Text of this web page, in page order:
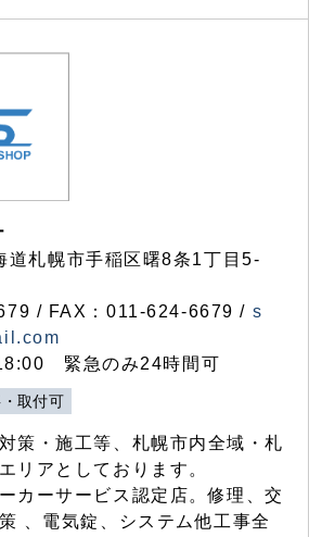
札幌市手稲区曙8条1丁目5-
/ FAX：011-624-6679 / s
緊急のみ24時間可
取付可
策・施工等、札幌市内全域・札
リアとしております。
カーサービス認定店。修理、交
、電気錠、システム他工事全